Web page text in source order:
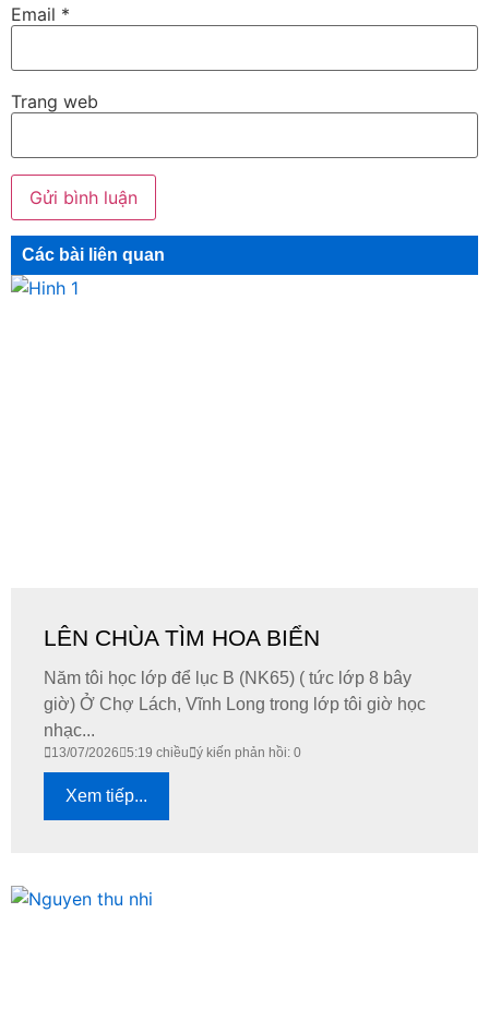
Email *
Trang web
Các bài liên quan
LÊN CHÙA TÌM HOA BIỂN
Năm tôi học lớp để lục B (NK65) ( tức lớp 8 bây
giờ) Ở Chợ Lách, Vĩnh Long trong lớp tôi giờ học
nhạc...
13/07/2026 5:19 chiều ý kiến phản hồi: 0
Xem tiếp...